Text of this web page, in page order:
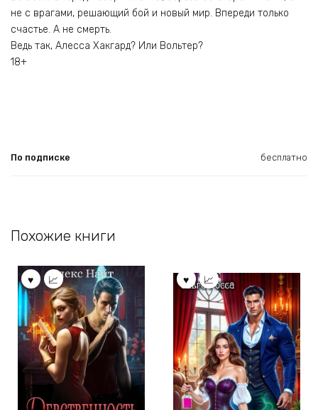
не с врагами, решающий бой и новый мир. Впереди только
счастье. А не смерть.
Ведь так, Алесса Хакгард? Или Вольтер?
18+
По подписке бесплатно
Похожие книги